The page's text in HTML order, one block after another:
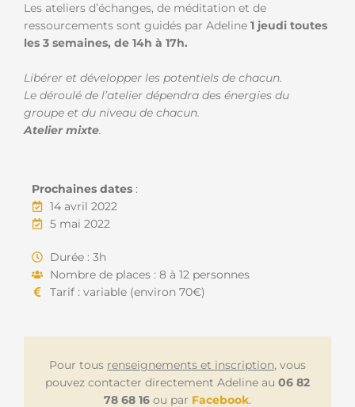
Les ateliers d’échanges, de méditation et de
ressourcements sont guidés par Adeline 1 jeudi toutes
les 3 semaines, de 14h à 17h.
Libérer et développer les potentiels de chacun.
Le déroulé de l’atelier dépendra des énergies du
groupe et du niveau de chacun.
Atelier mixte.
Prochaines dates :
14 avril 2022
5 mai 2022
Durée : 3h
Nombre de places : 8 à 12 personnes
Tarif : variable (environ 70€)
Pour tous renseignements et inscription, vous
pouvez contacter directement Adeline au 06 82
78 68 16 ou par Facebook.